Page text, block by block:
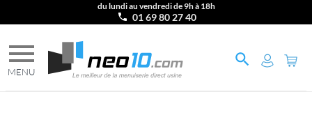
du lundi au vendredi de 9h à 18h
01 69 80 27 40